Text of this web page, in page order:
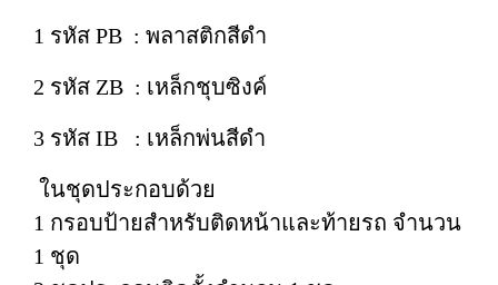
1 รหัส PB : พลาสติกสีดำ
2 รหัส ZB : เหล็กชุบซิงค์
3 รหัส IB : เหล็กพ่นสีดำ
ในชุดประกอบด้วย
1 กรอบป้ายสำหรับติดหน้าและท้ายรถ จำนวน
1 ชุด